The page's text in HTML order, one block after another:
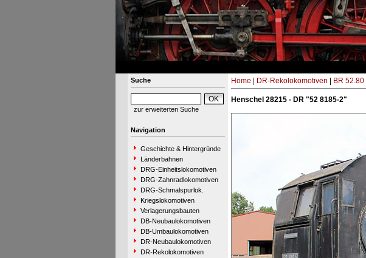
Suche
zur erweiterten Suche
Navigation
Geschichte & Hintergründe
Länderbahnen
DRG-Einheitslokomotiven
DRG-Zahnradlokomotiven
DRG-Schmalspurlok.
Kriegslokomotiven
Verlagerungsbauten
DB-Neubaulokomotiven
DB-Umbaulokomotiven
DR-Neubaulokomotiven
DR-Rekolokomotiven
Home DR-Rekolokomotiven BR 52.80|
Henschel 28215 - DR "52 8185-2"